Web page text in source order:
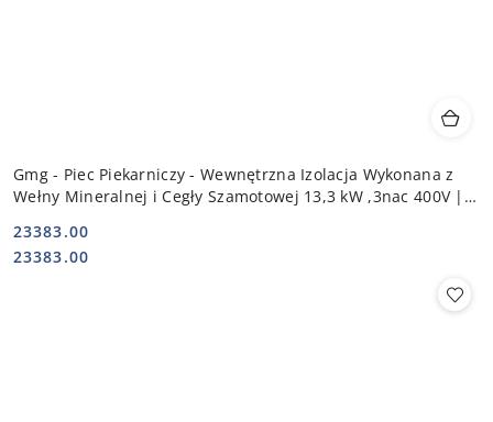
Gmg - Piec Piekarniczy - Wewnętrzna Izolacja Wykonana z
Wełny Mineralnej i Cegły Szamotowej 13,3 kW ,3nac 400V |
Cena:
23383.00
Cena:
23383.00